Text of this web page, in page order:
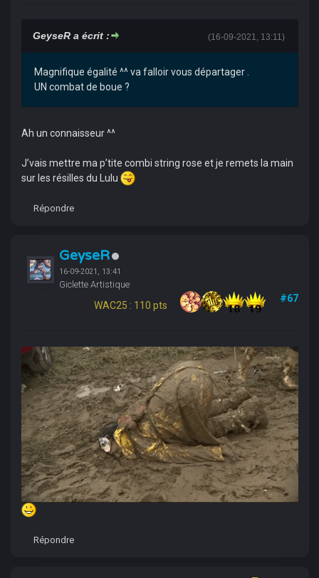
(16-09-2021, 13:11)
GeyseR a écrit :
Magnifique égalité ^^ va falloir vous départager .
UN combat de boue ?
Ah un connaisseur ^^
J’vais mettre ma p’tite combi string rose et je remets la main
sur les résilles du Lulu
Répondre
GeyseR
16-09-2021, 13:41
Giclette Artistique
WAC25 : 110 pts
#67
Répondre